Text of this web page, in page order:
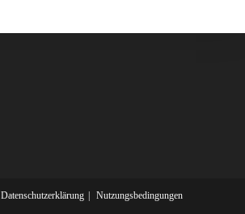
Datenschutzerklärung Nutzungsbedingungen